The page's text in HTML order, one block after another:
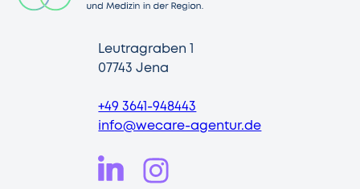
Leutragraben 1
07743 Jena
+49 3641-948443
info@wecare-agentur.de